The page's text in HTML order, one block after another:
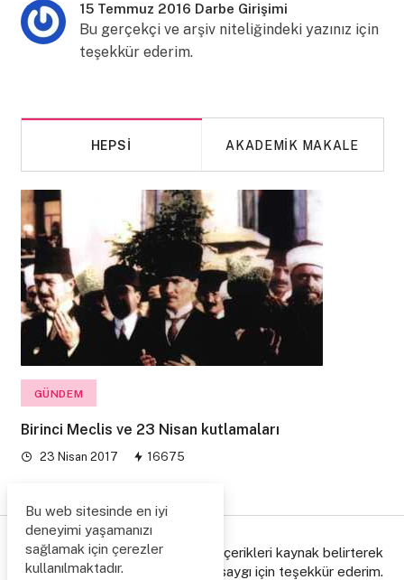
15 Temmuz 2016 Darbe Girişimi
Bu gerçekçi ve arşiv niteliğindeki yazınız için
teşekkür ederim.
HEPSI AKADEMIK MAKALE
GÜNDEM
Birinci Meclis ve 23 Nisan kutlamaları
23 Nisan 2017 16675
© Copyright 2006/2026. Lütfen içerikleri kaynak belirterek
paylaşınız, emeğe gösterdiğiniz saygı için teşekkür ederim.
Bu web sitesinde en iyi
deneyimi yaşamanızı
sağlamak için çerezler
kullanılmaktadır.